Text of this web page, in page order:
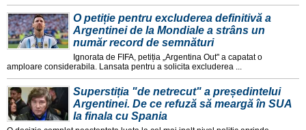
O petiție pentru excluderea definitivă a
Argentinei de la Mondiale a strâns un
număr record de semnături
Ignorata de FIFA, petiția „Argentina Out" a capatat o
amploare considerabila. Lansata pentru a solicita excluderea ...
Superstiția "de netrecut" a președintelui
Argentinei. De ce refuză să meargă în SUA
la finala cu Spania